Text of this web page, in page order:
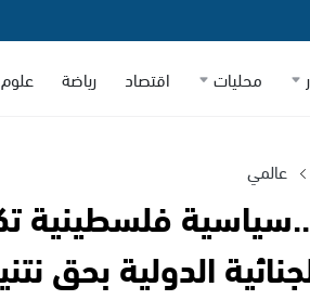
محليات اقتصاد رياضة
عالمي
الدولية بحق